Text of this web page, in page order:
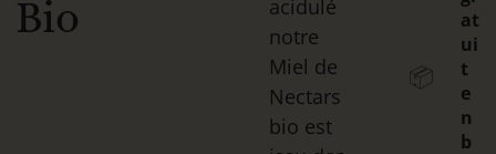
Bio
acidulé
notre
Miel de
Nectars
bio est
📦
at
ui
t
e
n
b